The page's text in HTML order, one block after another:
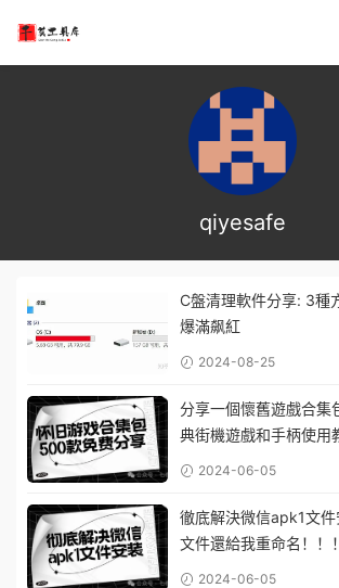
qiyesafe
C盤清理軟件分享: 3種
爆滿飙紅
2024-08-25
分享一個懷舊遊戲合
典街機遊戲和手柄使用
2024-06-05
徹底解決微信apk1文
文件還給我重命名！！！
2024-06-05